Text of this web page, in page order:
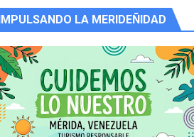
en la parroquia Osuna Rodríguez
IMPULSANDO LA MERIDEÑIDAD